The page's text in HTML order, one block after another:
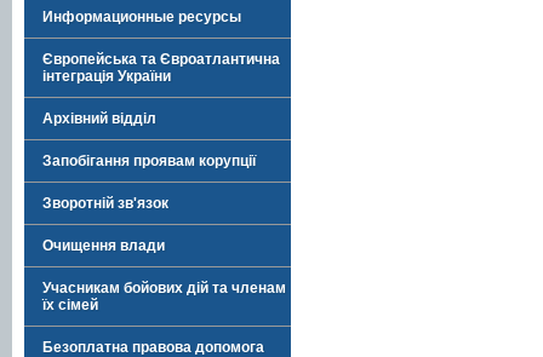
Информационные ресурсы
Європейська та Євроатлантична
інтеграція України
Архівний відділ
Запобігання проявам корупції
Зворотній зв'язок
Очищення влади
Учасникам бойових дій та членам
їх сімей
Безоплатна правова допомога